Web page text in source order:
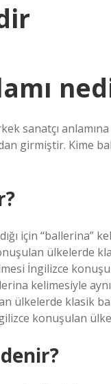
sanatçı
girmiştir. Kime
için “ballerina”
ülkelerde
İngilizce
kelimesiyle
ülkelerde klasik
konuşulan